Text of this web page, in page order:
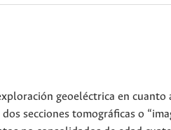
geoeléctrica en
secciones tomográficas o